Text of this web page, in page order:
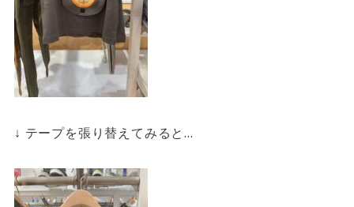
↓ テープを張り替えてみると…